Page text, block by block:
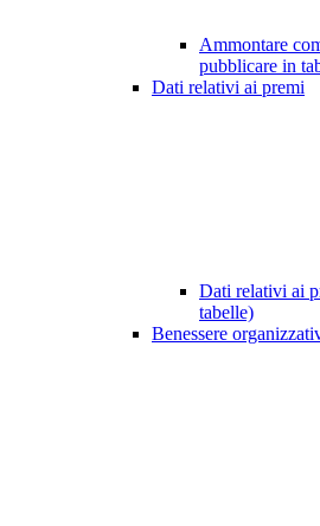
Ammontare
pubblicare in
Dati relativi ai premi
Dati relativi ai
tabelle)
Benessere